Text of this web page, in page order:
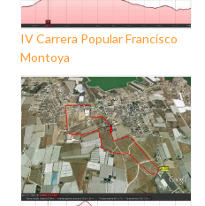
IV Carrera Popular Francisco
Montoya